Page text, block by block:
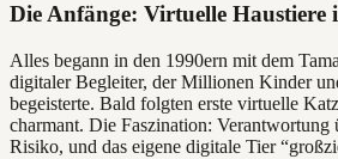
Die Anfänge: Virtuelle Haustiere
Alles begann in den 1990ern mit dem
digitaler Begleiter, der Millionen Kinder
begeisterte. Bald folgten erste virtuelle
charmant. Die Faszination: Verantwortung
Risiko, und das eigene digitale Tier